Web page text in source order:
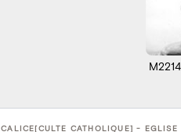
CALICE[CULTE CATHOLIQUE] -